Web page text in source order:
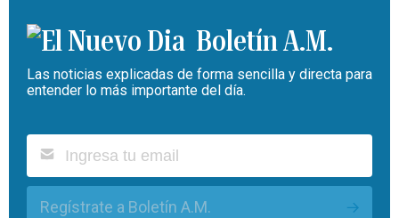
Boletín A.M.
Las noticias explicadas de forma sencilla y directa para
entender lo más importante del día.
Regístrate a Boletín A.M.